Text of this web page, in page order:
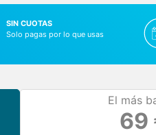
SIN CUOTAS
Solo pagas por lo que usas
El más
69